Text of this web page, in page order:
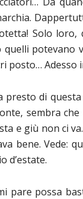
Solo
potevano
posto… Adesso
presto di
sembra
e giù non ci
bene. Vede:
d’estate.
pare possa